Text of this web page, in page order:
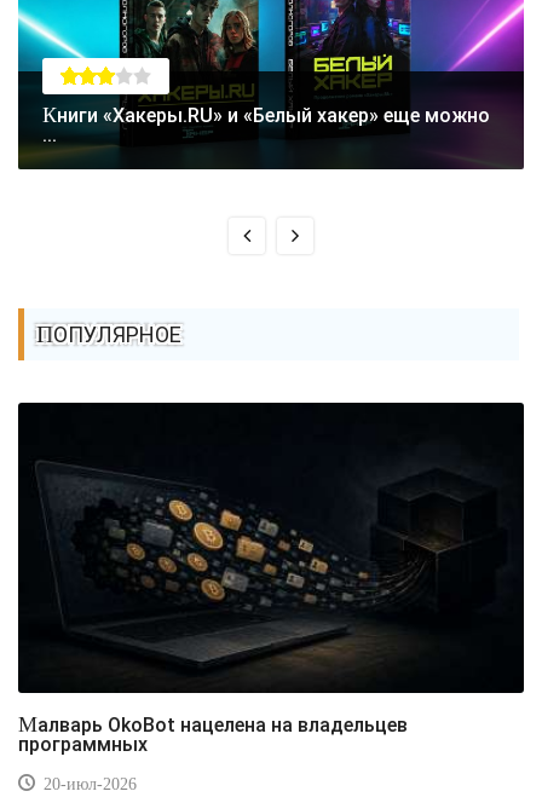
Книги «Хакеры.RU» и «Белый хакер» еще можно
...
ПОПУЛЯРНОЕ
Малварь OkoBot нацелена на владельцев
программных
20-июл-2026